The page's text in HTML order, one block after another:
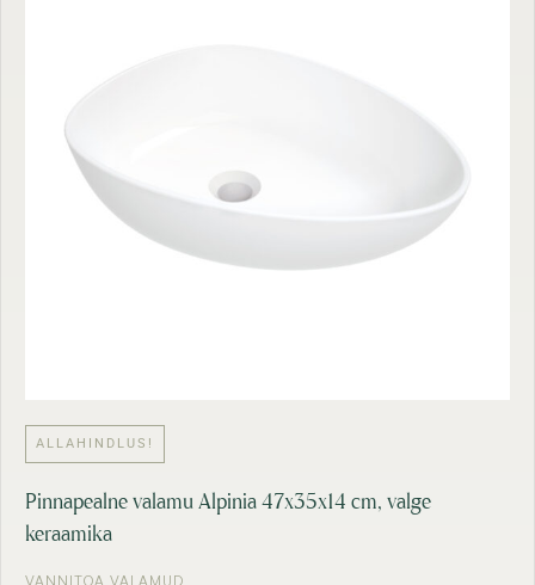
ALLAHINDLUS!
Pinnapealne valamu Alpinia 47x35x14 cm, valge
keraamika
VANNITOA VALAMUD